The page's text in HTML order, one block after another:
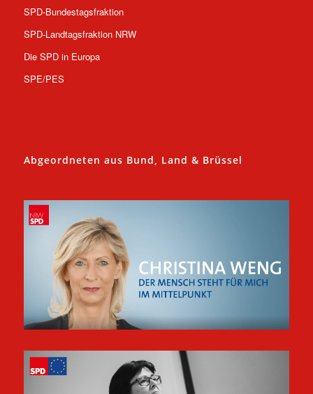
SPD-Bundestagsfraktion
SPD-Landtagsfraktion NRW
Die SPD in Europa
SPE/PES
Abgeordneten aus Bund, Land & Brüssel